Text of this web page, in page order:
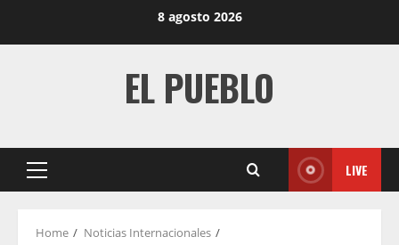
8 agosto 2026
EL PUEBLO
Primary
LIVE
Home
Noticias Internacionales